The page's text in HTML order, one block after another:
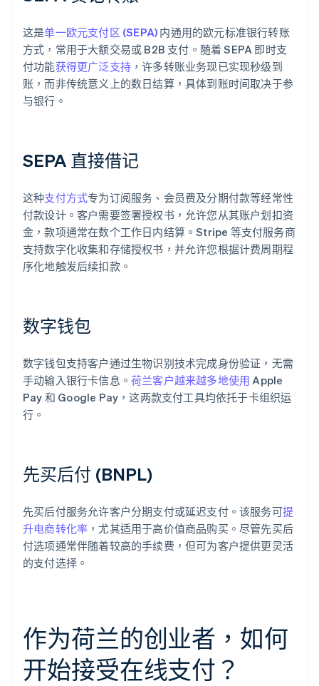
这是单一欧元支付区 (SEPA) 内通用的欧元标准银行转账
方式，常用于大额交易或 B2B 支付。随着 SEPA 即时支
付功能获得更广泛支持 ，许多转账业务现已实现秒级到
账，而非传统意义上的数日结算，具体到账时间取决于参
与银行。
SEPA 直接借记
这种支付方式专为订阅服务、会员费及分期付款等经常性
付款设计。客户需要签署授权书，允许您从其账户划扣资
金，款项通常在数个工作日内结算。Stripe 等支付服务商
支持数字化收集和存储授权书，并允许您根据计费周期程
序化地触发后续扣款。
数字钱包
数字钱包支持客户通过生物识别技术完成身份验证，无需
手动输入银行卡信息。 荷兰客户越来越多地使用 Apple
Pay 和 Google Pay，这两款支付工具均依托于卡组织运
行。
先买后付 (BNPL)
先买后付服务允许客户分期支付或延迟支付。该服务可提
升电商转化率 ，尤其适用于高价值商品购买。尽管先买后
付选项通常伴随着较高的手续费，但可为客户提供更灵活
的支付选择。
作为荷兰的创业者，如何
开始接受在线支付？